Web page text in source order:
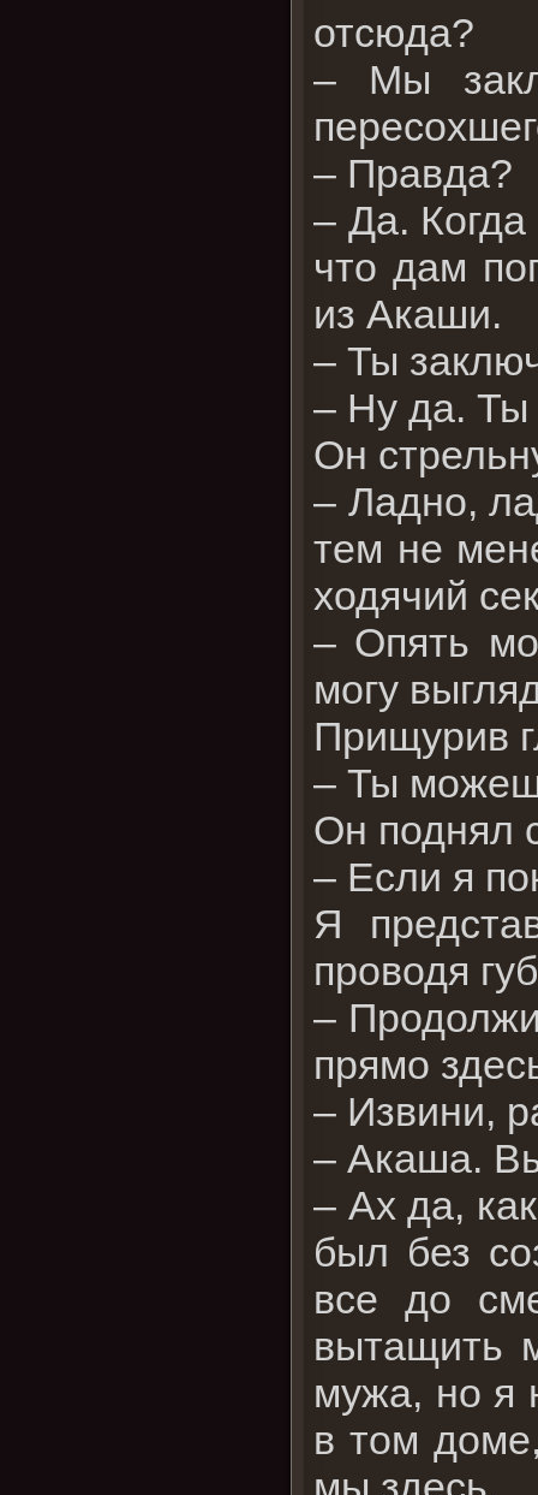
отсюда?
– Мы
– Правда?
– Да.
что дам
из Акаши.
– Ты
– Ну да. Ты
Он
– Ладно,
тем не
ходячий
– Опять
могу
Прищурив
– Ты
Он поднял
– Если я
Я
проводя
–
прямо
– Извини,
– Акаша.
– Ах да,
был без
все до
вытащить
мужа, но я
в том